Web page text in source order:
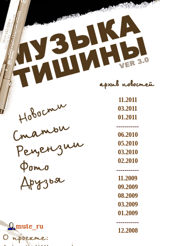
11.2011
03.2011
01.2011
-----------
06.2010
05.2010
03.2010
02.2010
-----------
11.2009
09.2009
08.2009
03.2009
01.2009
-----------
12.2008